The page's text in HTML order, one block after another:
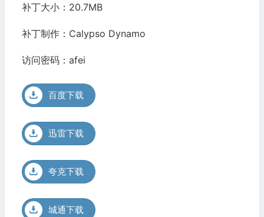
补丁大小：20.7MB
补丁制作：Calypso Dynamo
访问密码：afei
百度下载
迅雷下载
夸克下载
城通下载